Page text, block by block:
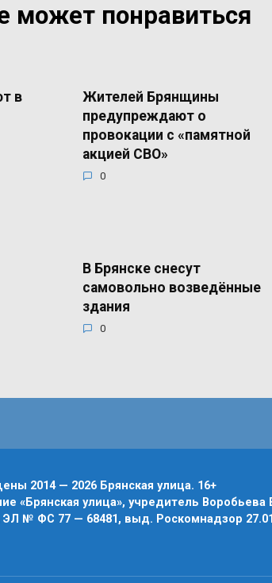
может понравиться
в
Жителей Брянщины
предупреждают о
провокации с «памятной
акцией СВО»
0
В Брянске снесут
самовольно возведённые
здания
0
2014 — 2026 Брянская улица. 16+
«Брянская улица», учредитель Воробьева
№ ФС 77 — 68481, выд. Роскомнадзор